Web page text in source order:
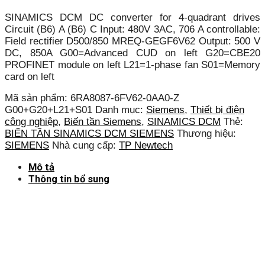
SINAMICS DCM DC converter for 4-quadrant drives
Circuit (B6) A (B6) C Input: 480V 3AC, 706 A controllable:
Field rectifier D500/850 MREQ-GEGF6V62 Output: 500 V
DC, 850A G00=Advanced CUD on left G20=CBE20
PROFINET module on left L21=1-phase fan S01=Memory
card on left
Mã sản phẩm: 6RA8087-6FV62-0AA0-Z
G00+G20+L21+S01 Danh mục: Siemens, Thiết bị điện
công nghiệp, Biến tần Siemens, SINAMICS DCM Thẻ:
BIẾN TẦN SINAMICS DCM SIEMENS Thương hiệu:
SIEMENS Nhà cung cấp: TP Newtech
Mô tả
Thông tin bổ sung